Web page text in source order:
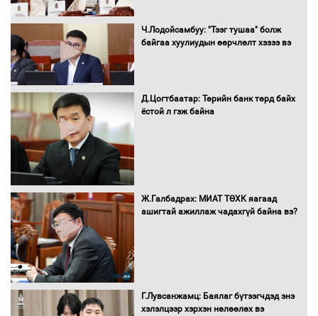
Монгол Улс “COP17”-д “Тал хээрийн
төлөвлөгөө”-гөө танилцуулна
16 төрлийн эмийг нэг эх үүсвэрээс
Бүх шатанд хэмнэлтийн горимд
шилжиж, найр наадам, зөвлөгөөн,
Ч.Лодойсамбуу: "Тээг тушаа" болж
байгаа хуулиудын өөрчлөлт хэзээ вэ
Д.Цогтбаатар: Төрийн банк төрд байх
ёстой л гэж байна
Ж.Галбадрах: МИАТ ТӨХК яагаад
ашигтай ажиллаж чадахгүй байна вэ?
Г.Лувсанжамц: Баялаг бүтээгчдэд энэ
хэлэлцээр хэрхэн нөлөөлөх вэ